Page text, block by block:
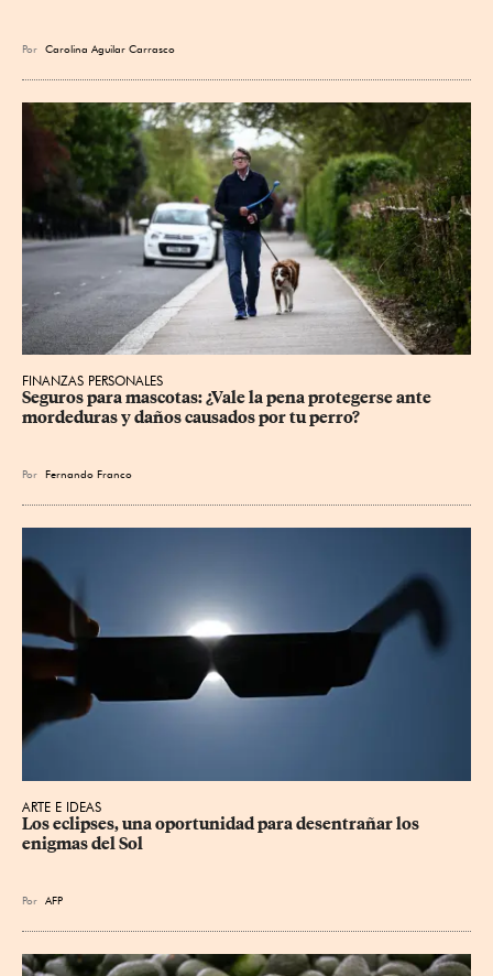
Por Carolina Aguilar Carrasco
FINANZAS PERSONALES
Seguros para mascotas: ¿Vale la pena protegerse ante
mordeduras y daños causados por tu perro?
Por Fernando Franco
ARTE E IDEAS
Los eclipses, una oportunidad para desentrañar los
enigmas del Sol
Por AFP